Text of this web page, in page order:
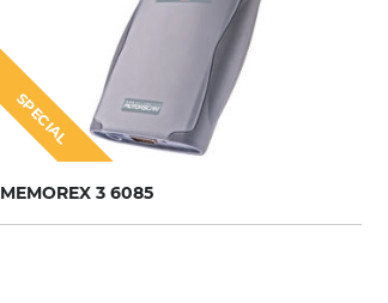
SPECIAL
MEMOREX 3 6085